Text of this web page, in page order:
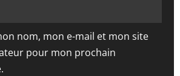
nom, mon e-mail et mon site
pour mon prochain